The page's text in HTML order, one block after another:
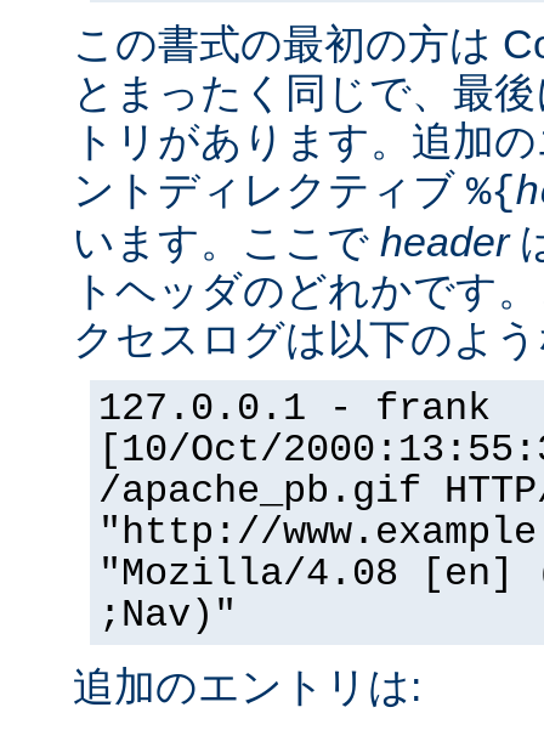
この書式の最初の方は
とまったく同じで、最
トリがあります。追加
ントディレクティブ %{
います。ここで header
トヘッダのどれかです
クセスログは以下のよ
127.0.0.1 - frank
[10/Oct/
/apache_pb.gif
"http://
"Mozilla/4.08 [en]
;Nav)"
追加のエントリは: